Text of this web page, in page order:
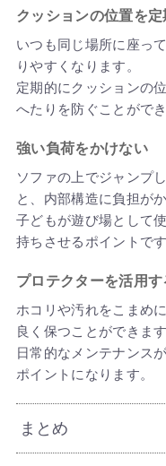
クッションの位置を
いつも同じ場所に座っ
りやすくなります。
定期的にクッションの
へたりを防ぐことができ
強い負荷をかけない
ソファの上でジャンプ
と、内部構造に負担が
子どもが遊び場として
持ちさせるポイントです
プロテクターを活用す
ホコリや汚れをこまめ
良く保つことができます
日常的なメンテナンス
ポイントになります。
まとめ